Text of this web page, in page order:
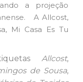
a projeção
A Allcost,
Mi Casa Es Tu
Allcost,
de Sousa,